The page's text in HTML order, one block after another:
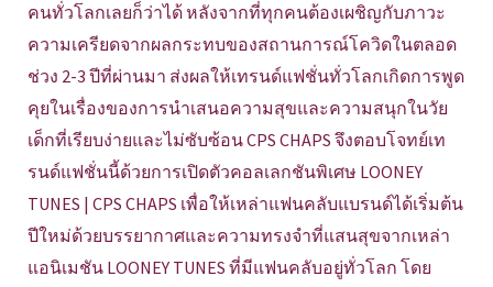
คนทั่วโลกเลยก็ว่าได้ หลังจากที่ทุกคนต้องเผชิญกับภาวะ
ความเครียดจากผลกระทบของสถานการณ์โควิดในตลอด
ช่วง 2-3 ปีที่ผ่านมา ส่งผลให้เทรนด์แฟชั่นทั่วโลกเกิดการพูด
คุยในเรื่องของการนำเสนอความสุขและความสนุกในวัย
เด็กที่เรียบง่ายและไม่ซับซ้อน CPS CHAPS จึงตอบโจทย์เท
รนด์แฟชั่นนี้ด้วยการเปิดตัวคอลเลกชันพิเศษ LOONEY
TUNES | CPS CHAPS เพื่อให้เหล่าแฟนคลับแบรนด์ได้เริ่มต้น
ปีใหม่ด้วยบรรยากาศและความทรงจำที่แสนสุขจากเหล่า
แอนิเมชัน LOONEY TUNES ที่มีแฟนคลับอยู่ทั่วโลก โดย